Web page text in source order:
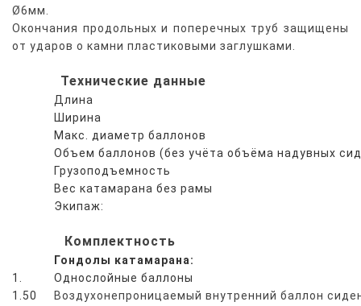
Ø6мм.
Окончания продольных и поперечных труб защищены
от ударов о камни пластиковыми заглушками.
Технические данные
Длина
Ширина
Макс. диаметр баллонов
Объем баллонов (без учёта объёма надувных
Грузоподъемность
Вес катамарана без рамы
Экипаж:
Комплектность
Гондолы катамарана:
1.
Однослойные баллоны
1.50
Воздухонепроницаемый внутренний баллон